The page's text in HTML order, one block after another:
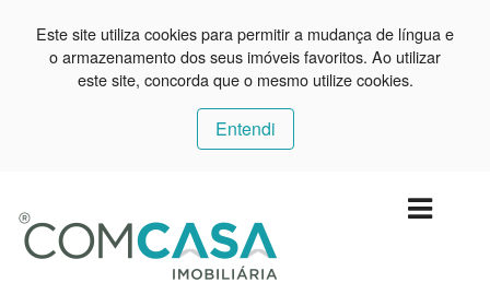
Este site utiliza cookies para permitir a mudança de língua e
o armazenamento dos seus imóveis favoritos. Ao utilizar
este site, concorda que o mesmo utilize cookies.
Entendi